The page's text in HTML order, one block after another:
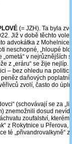
(= JZH). Ta byla
Již v době těchto
advokátka z Mohelnice
neschopné, „hloupé
v nejrůznějších
z „eráru“ se žije nejlíp.
– bez ohledu na
daňových
zvolí, často do
(schovávají se za
znemožnili dosud
zoufalství,
z Rokytnice u Přerova,
té „přivandrovalkyně“